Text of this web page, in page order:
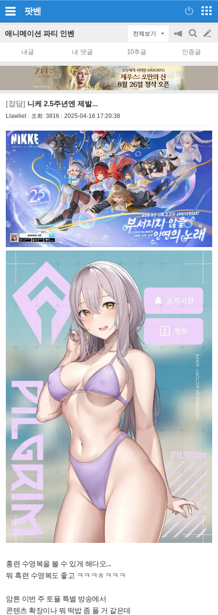
팟벤
애니메이션 파티 인벤 전체보기
공
on/off
검
색
글
쓰
내글 내 댓글 10추글 인증글
[잡담] 니케 2.5주년엔 제발...
Llawliet 조회: 3816 2025-04-16 17:20:38
홍련 수영복을 볼 수 있게 해다오...
뭐 흑련 수영복도 좋고 ㅋㅋㅋㅎㅋㅋㅋ
암튼 이번 주 토욜 특별 방송에서
콘텐츠 확장이나 뭐 떡밥 좀 풀 거 같은데